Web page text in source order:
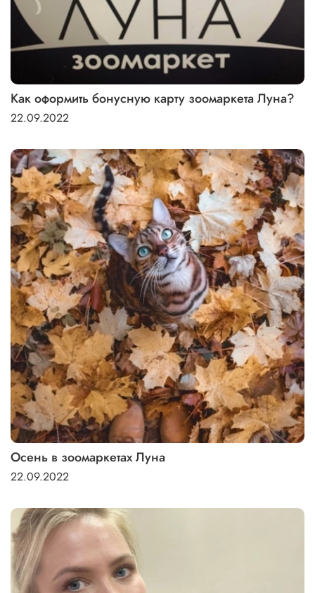
Как оформить бонусную карту зоомаркета Луна?
22.09.2022
Осень в зоомаркетах Луна
22.09.2022